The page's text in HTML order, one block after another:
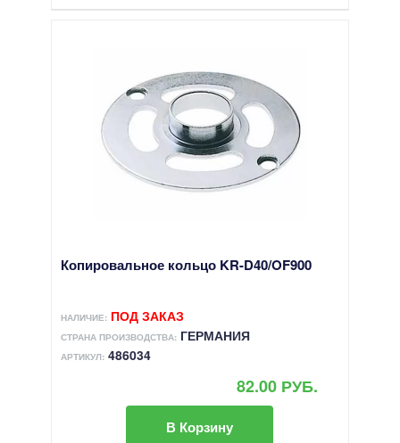
Копировальное кольцо KR-D40/OF900
НАЛИЧИЕ: ПОД ЗАКАЗ
СТРАНА ПРОИЗВОДСТВА:ГЕРМАНИЯ
АРТИКУЛ:486034
82.00 РУБ.
В Корзину